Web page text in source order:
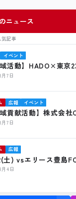
ニュース
気記事
イベント
域活動】HADO×東京
報告
月7日
広報 イベント
域貢献活動】株式会
のお知らせ
月7日
広報
土) vsエリース豊島
のお知らせ
月4日